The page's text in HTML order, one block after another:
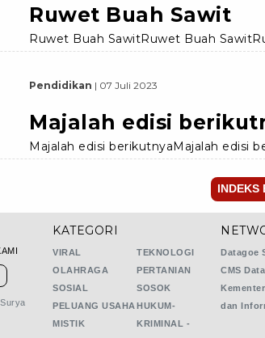
Ruwet Buah Sawit
Ruwet Buah SawitRuwet Buah
Pendidikan | 07 Juli 2023
Majalah edisi
Majalah edisi berikutnyaMajalah edisi
INDEKS
KATEGORI
VIRAL
OLAHRAGA
SOSIAL
PELUANG USAHA
MISTIK
TEKNOLOGI
PERTANIAN
SOSOK
HUKUM-
KRIMINAL -
Datagoe
CMS
dan